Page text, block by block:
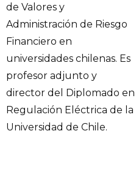
de Valores y
Administración de Riesgo
Financiero en
universidades chilenas. Es
profesor adjunto y
director del Diplomado en
Regulación Eléctrica de la
Universidad de Chile.